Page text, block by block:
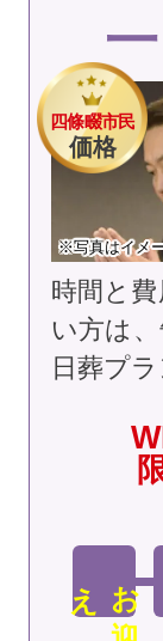
四條畷市民
価格
※写真はイメ
お
迎
え
時間と
い方は
日葬プ